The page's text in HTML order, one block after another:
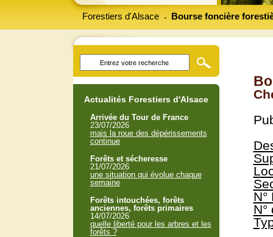
Forestiers d'Alsace Bourse foncière
-
N°
N°
Actualités Forestiers d'Alsace
Arrivée du Tour de France
23/07/2026
mais la roue des dépérissements
continue
Forêts et sécheresse
21/07/2026
une situation qui évolue chaque
semaine
Forêts intouchées, forêts
anciennes, forêts primaires
14/07/2026
quelle liberté pour les arbres et les
forêts ?